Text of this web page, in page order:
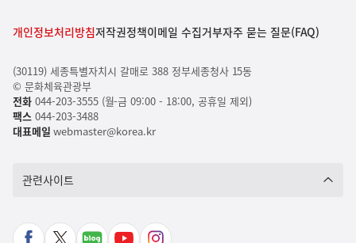
개인정보처리방침저작권정책이메일 수집거부자주 묻는 질문(FAQ)
(30119) 세종특별자치시 갈매로 388 정부세종청사 15동
© 문화체육관광부
전화044-203-3555 (월-금 09:00 - 18:00, 공휴일 제외)
팩스 044-203-3488
대표메일 webmaster@korea.kr
관련사이트